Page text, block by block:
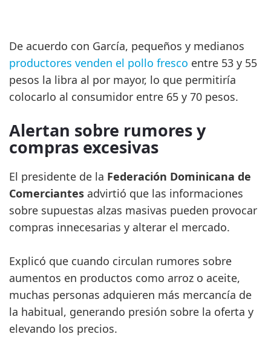
De acuerdo con García, pequeños y medianos
productores venden el pollo fresco entre 53 y 55
pesos la libra al por mayor, lo que permitiría
colocarlo al consumidor entre 65 y 70 pesos.
Alertan sobre rumores y
compras excesivas
El presidente de la Federación Dominicana de
Comerciantes advirtió que las informaciones
sobre supuestas alzas masivas pueden provocar
compras innecesarias y alterar el mercado.
Explicó que cuando circulan rumores sobre
aumentos en productos como arroz o aceite,
muchas personas adquieren más mercancía de
la habitual, generando presión sobre la oferta y
elevando los precios.